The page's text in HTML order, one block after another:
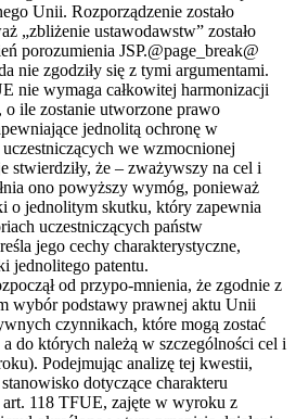
Unii. Rozporządzenie zostało
„zbliżenie ustawodawstw” zostało
porozumienia JSP.@page_break@
nie zgodziły się z tymi argumentami.
nie wymaga całkowitej harmonizacji
ile zostanie utworzone prawo
jednolitą ochronę w
we wzmocnionej
stwierdziły, że – zważywszy na cel i
ono powyższy wymóg, ponieważ
o jednolitym skutku, który zapewnia
uczestniczących państw
jego cechy charakterystyczne,
jednolitego patentu.
od przypo-mnienia, że zgodnie z
wybór podstawy prawnej aktu Unii
czynnikach, które mogą zostać
do których należą w szczególności cel i
Podejmując analizę tej kwestii,
dotyczące charakteru
118 TFUE, zajęte w wyroku z